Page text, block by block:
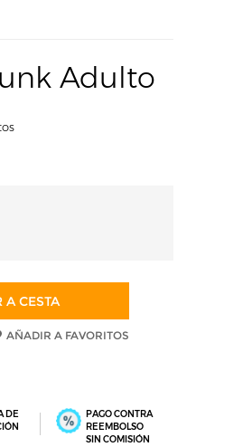
Adulto
A CESTA
AÑADIR A FAVORITOS
DE
PAGO CONTRA
REEMBOLSO
SIN COMISIÓN